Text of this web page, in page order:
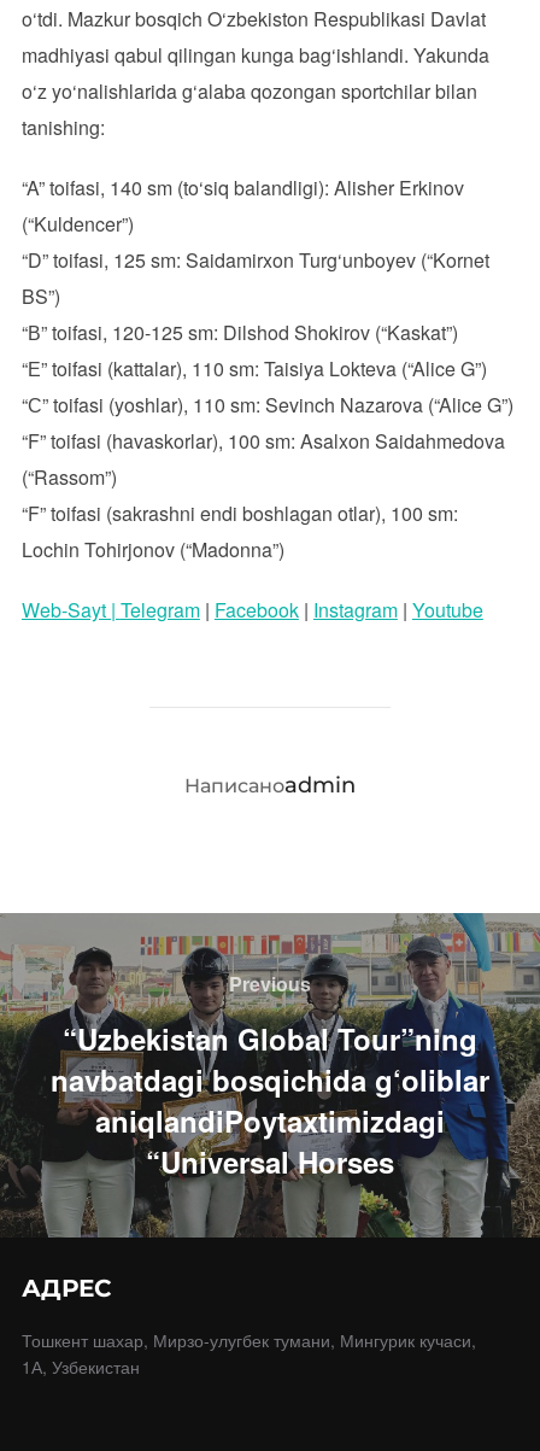
o‘tdi. Mazkur bosqich O‘zbekiston Respublikasi Davlat
madhiyasi qabul qilingan kunga bag‘ishlandi. Yakunda
o‘z yo‘nalishlarida g‘alaba qozongan sportchilar bilan
tanishing:
“A” toifasi, 140 sm (to‘siq balandligi): Alisher Erkinov
(“Kuldencer”)
“D” toifasi, 125 sm: Saidamirxon Turg‘unboyev (“Kornet
BS”)
“В” toifasi, 120-125 sm: Dilshod Shokirov (“Kaskat”)
“Е” toifasi (kattalar), 110 sm: Taisiya Lokteva (“Alice G”)
“С” toifasi (yoshlar), 110 sm: Sevinch Nazarova (“Alice G”)
“F” toifasi (havaskorlar), 100 sm: Asalxon Saidahmedova
(“Rassom”)
“F” toifasi (sakrashni endi boshlagan otlar), 100 sm:
Lochin Tohirjonov (“Madonna”)
Web-Sayt | Telegram| Facebook| Instagram| Youtube
АВТОР ЗАПИСИ
Написаноadmin
Навигация
по
записям
Previous
Previous
“Uzbekistan Global Tour”ning
navbatdagi bosqichida g‘oliblar
aniqlandiPoytaxtimizdagi
“Universal Horses
АДРЕС
Тошкент шахар, Мирзо-улугбек тумани, Мингурик кучаси,
1А, Узбекистан